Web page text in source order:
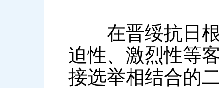
在晋绥抗日根
迫性、激烈性等
接选举相结合的